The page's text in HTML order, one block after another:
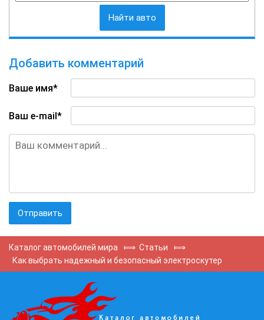
Найти авто
Добавить комментарий
Ваше имя*
Ваш e-mail*
Каталог автомобилей мира ⟾ Статьи
⟾
Как выбрать надежный и безопасный электроскутер